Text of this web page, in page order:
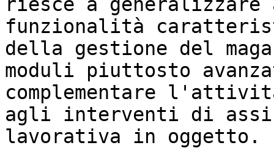
funzionalità
della gestione del
moduli piuttosto
complementare
agli interventi di
lavorativa in oggetto.